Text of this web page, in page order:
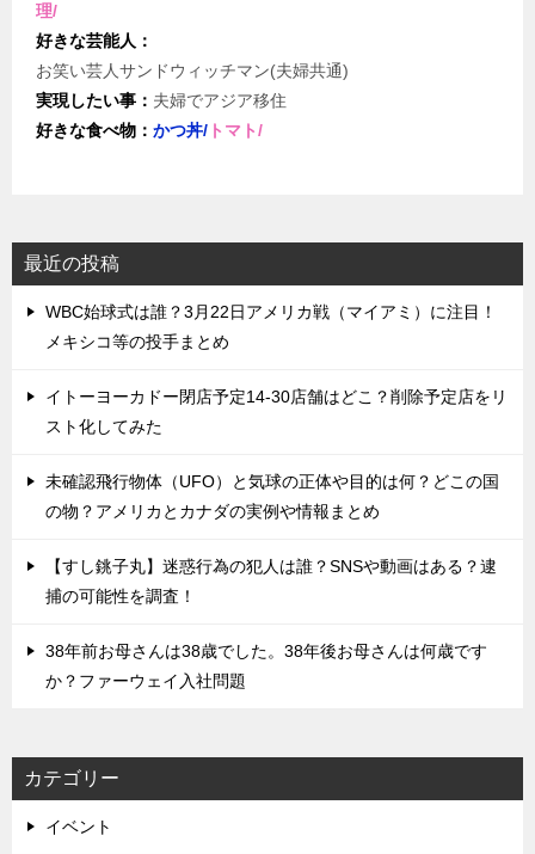
理/
好きな芸能人：
お笑い芸人サンドウィッチマン(夫婦共通)
実現したい事： 夫婦でアジア移住
好きな食べ物： かつ丼/ トマト/
最近の投稿
WBC始球式は誰？3月22日アメリカ戦（マイアミ）に注目！
メキシコ等の投手まとめ
イトーヨーカドー閉店予定14-30店舗はどこ？削除予定店をリ
スト化してみた
未確認飛行物体（UFO）と気球の正体や目的は何？どこの国
の物？アメリカとカナダの実例や情報まとめ
【すし銚子丸】迷惑行為の犯人は誰？SNSや動画はある？逮
捕の可能性を調査！
38年前お母さんは38歳でした。38年後お母さんは何歳です
か？ファーウェイ入社問題
カテゴリー
イベント